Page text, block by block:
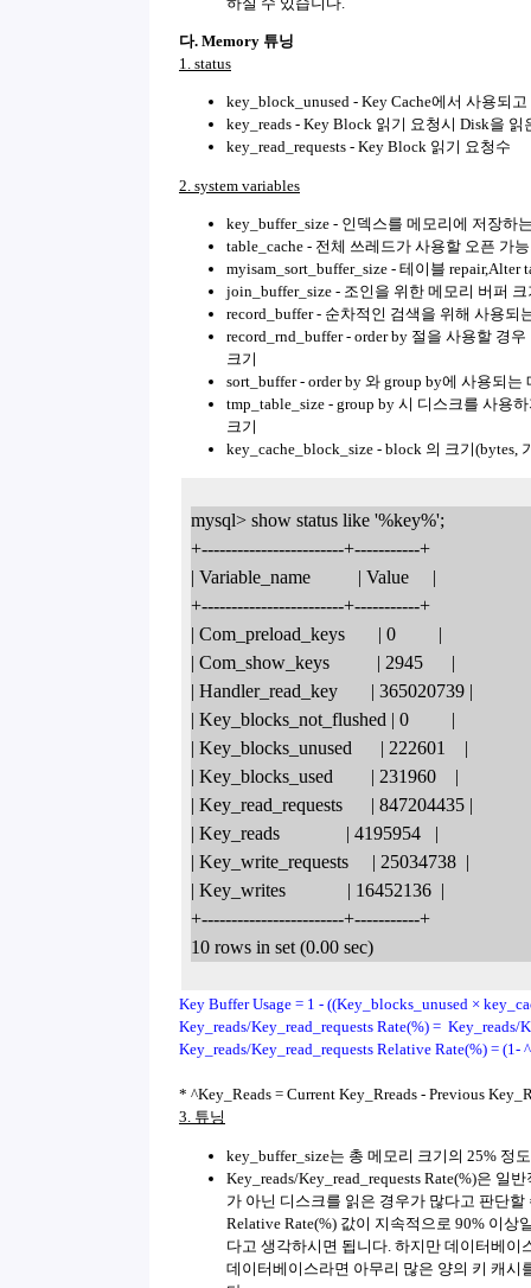
다. Memory 튜닝
1. status
key_block_unused - Key Cache에서 사용되
key_reads - Key Block 읽기 요청시 Disk을 읽
key_read_requests - Key Block 읽기 요청수
2. system variables
key_buffer_size - 인덱스를 메모리에 저장하
table_cache - 전체 쓰레드가 사용할 오픈 가
myisam_sort_buffer_size - 테이블
join_buffer_size - 조인을 위한 메모리 버퍼 크
record_buffer - 순차적인 검색을 위해 사용되
record_rnd_buffer - order by 절을 사용할 경
크기
sort_buffer - order by 와 group by에 사용되는
tmp_table_size - group by 시 디스크를 사용
크기
key_cache_block_size - block 의 크기(bytes,
mysql> show status like '%key%';
+------------------------+-----------+
| Variable_name          | Value     |
+------------------------+-----------+
| Com_preload_keys       | 0         |
| Com_show_keys          | 2945      |
| Handler_read_key       | 365020739 |
| Key_blocks_not_flushed | 0         |
| Key_blocks_unused      | 222601    |
| Key_blocks_used        | 231960    |
| Key_read_requests      | 847204435 |
| Key_reads              | 4195954   |
| Key_write_requests     | 25034738  |
| Key_writes             | 16452136  |
+------------------------+-----------+
10 rows in set (0.00 sec)
Key Buffer Usage = 1 - ((Key_blocks_unused ×
Key_reads/Key_read_requests Rate(%) = Key_reads/
Key_reads/Key_read_requests Relative Rate(%) = (1-
* ^Key_Reads = Current Key_Rreads - Previous
3. 튜닝
key_buffer_size는 총 메모리 크기의 25% 정
Key_reads/Key_read_requests Rate(%)은 일
가 아닌 디스크를 읽은 경우가 많다고 판단할
Relative Rate(%) 값이 지속적으로 90% 이상
다고 생각하시면 됩니다. 하지만 데이터베
데이터베이스라면 아무리 많은 양의 키 캐시